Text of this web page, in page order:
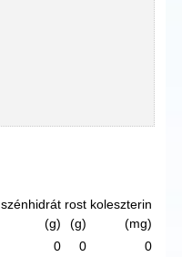
szénhidrát
(g)
rost
(g)
koleszterin
(mg)
0 0 0